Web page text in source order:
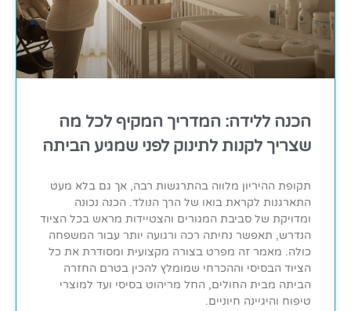
הכנה ללידה: המדריך המקיף לכל מה
שצריך לקנות לתינוק לפני שמגיע הביתה
תקופת ההיריון מלווה בהתרגשות רבה, אך גם בלא מעט
התארגנות לקראת בואו של הרך הנולד. הכנה נכונה
ומדויקת של סביבת המגורים והצטיידות מראש בכל הציוד
הנדרש, תאפשר נחיתה רכה ורגועה יותר עבור המשפחה
כולה. מאמר זה מפרט בצורה מקצועית ומסודרת את כל
הציוד הבסיסי וההכרחי שמומלץ להכין בטרם החזרה
הביתה מבית החולים, החל מריהוט בסיסי ועד למוצרי
טיפוח והיגיינה חיוניים.